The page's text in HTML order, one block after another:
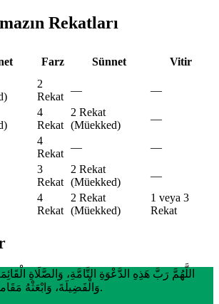
Rekatları
Farz Sünnet Vitir
2
Rekat
— —
4
Rekat
2 Rekat
(Müekked)
—
4
Rekat
— —
3
Rekat
2 Rekat
(Müekked)
—
4
Rekat
2 Rekat
(Müekked)
1 veya 3
Rekat
اللَّهُمَّ رَبَّ هَذِهِ الدَّعْوَةِ التَّامَّةِ، وَالصَّلَاةِ
وَالْفَضِيلَةَ، وَابْعَثْهُ مَقَاماً مَحْمُوداً الَّذِي وَعَدْتَهُ.